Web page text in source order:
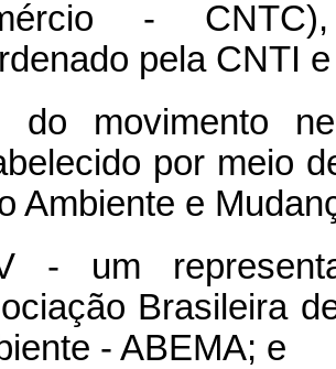
-
pela CNTI
do movimento
por meio
Ambiente e
- um
Brasileira
- ABEMA; e